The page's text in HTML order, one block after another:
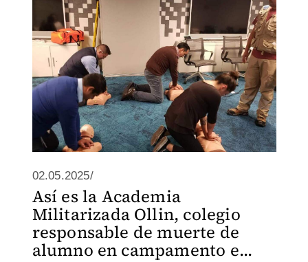
02.05.2025/
Así es la Academia
Militarizada Ollin, colegio
responsable de muerte de
alumno en campamento e...